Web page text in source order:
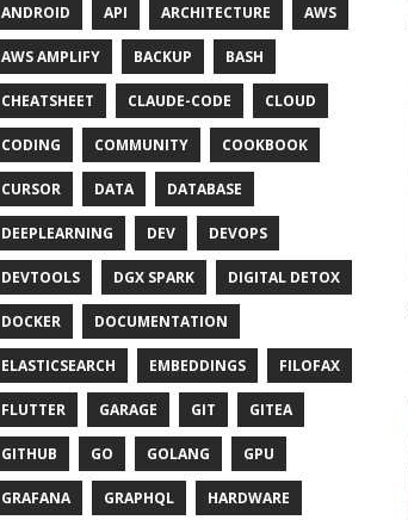
ANDROID API ARCHITECTURE AWS
AWS AMPLIFY BACKUP BASH
CHEATSHEET CLAUDE-CODE CLOUD
CODING COMMUNITY COOKBOOK
CURSOR DATA DATABASE
DEEPLEARNING DEV DEVOPS
DEVTOOLS DGX SPARK DIGITAL DETOX
DOCKER DOCUMENTATION
ELASTICSEARCH EMBEDDINGS FILOFAX
FLUTTER GARAGE GIT GITEA
GITHUB GO GOLANG GPU
GRAFANA GRAPHQL HARDWARE